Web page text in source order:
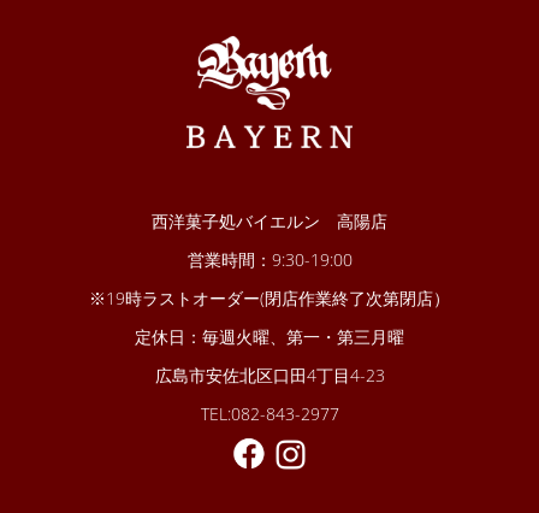
西洋菓子処バイエルン 高陽店
営業時間：9:30-19:00
※19時ラストオーダー(閉店作業終了次第閉店）
定休日：毎週火曜、第一・第三月曜
広島市安佐北区口田4丁目4-23
TEL:082-843-2977